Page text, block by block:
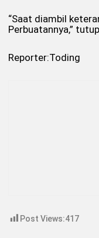
“Saat diambil
Perbuatannya,”
Reporter:Toding
Post Views:417